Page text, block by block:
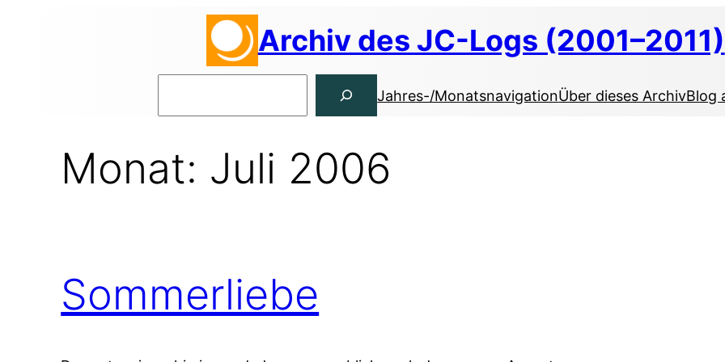
Archiv des JC-Logs (2001–2011)
Jahres-/MonatsnavigationÜber dieses ArchivBlog
Monat: Juli 2006
Sommerliebe